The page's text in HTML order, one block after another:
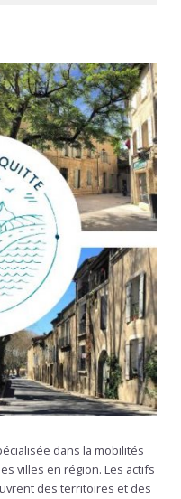
dans la mobilités
villes en région. Les actifs
des territoires et des